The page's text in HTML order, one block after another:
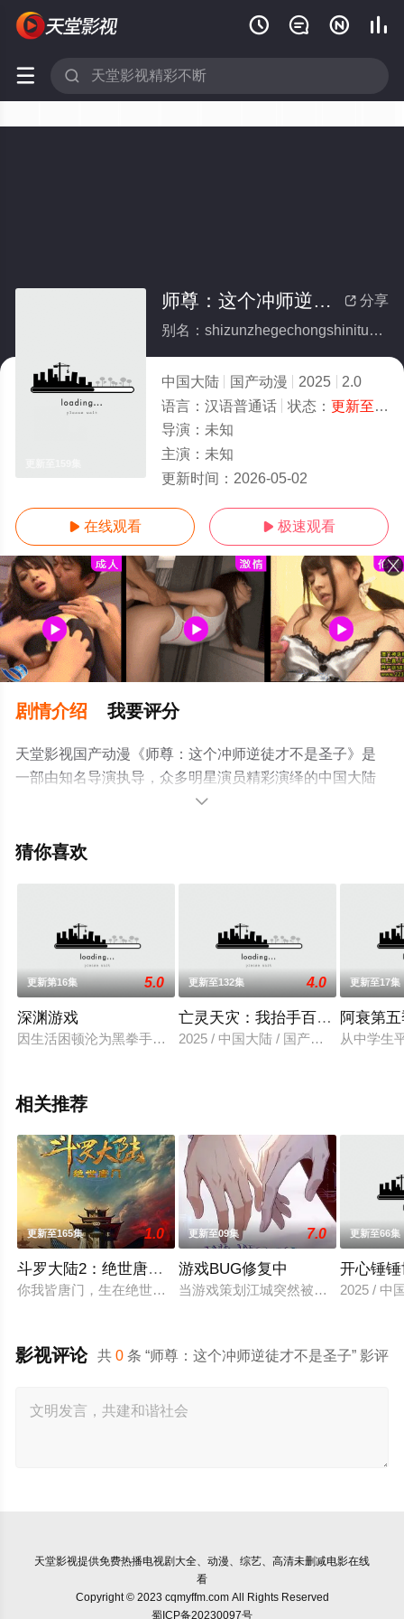
   
 
 分享
师尊：这个冲师逆徒才不是圣子
别名：shizunzhegechongshinitucaibushishengzi
中国大陆 国产动漫 2025
2.0
语言： 汉语普通话 状态： 更新至159集
导演： 未知
主演： 未知
更新时间： 2026-05-02
 在线观看  极速观看
剧情介绍 我要评分
天堂影视国产动漫《师尊：这个冲师逆徒才不是圣子》是
一部由知名导演执导，众多明星演员精彩演绎的中国大陆
动漫，手机免费在线观看高清无删减完整版动漫全集就上
剧情网等平台了解。

猜你喜欢
更新第16集 5.0
深渊游戏
因生活困顿沦为黑拳手的乔惊霆，在一场交通事故后醒来，发
更新至132集 4.0
亡灵天灾：我抬手百万骨海
2025 / 中国大陆 / 国产动漫
更新至17集
阿衰第
从中学生
相关推荐
更新至165集 1.0
斗罗大陆2：绝世唐门2023
你我皆唐门，生在绝世中——腾讯视频《斗罗大陆绝世唐门》动
更新至09集 7.0
游戏BUG修复中
当游戏策划江城突然被拉进自己精心
更新至66集
开心锤
2025 / 中
共0 条 “师尊：这个冲师逆徒才不是圣子” 影评
影视评论
天堂影视提供免费热播电视剧大全、动漫、综艺、高清未删减电影在线
看
Copyright © 2023 cqmyffm.com All Rights Reserved
蜀ICP备20230097号